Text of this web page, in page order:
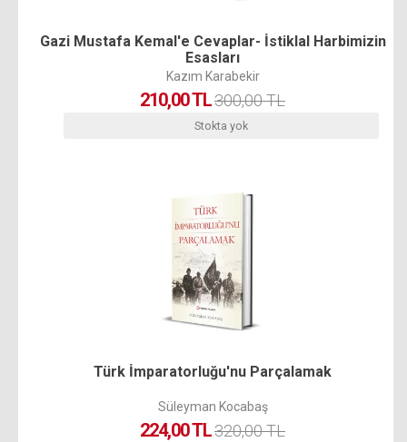
Gazi Mustafa Kemal'e Cevaplar- İstiklal Harbimizin
Esasları
Kazım Karabekir
210,00 TL300,00 TL
Stokta yok
Türk İmparatorluğu'nu Parçalamak
Süleyman Kocabaş
224,00 TL320,00 TL